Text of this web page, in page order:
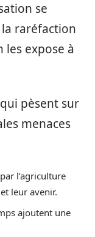
se
raréfaction
expose à
pèsent sur
menaces
l’agriculture
leur avenir.
ajoutent une